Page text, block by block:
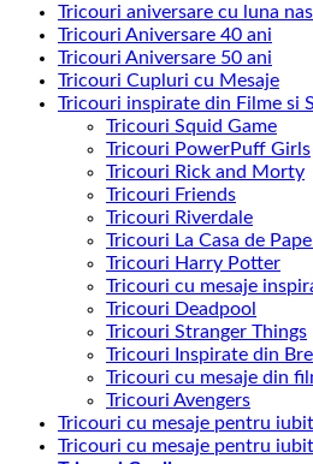
Tricouri aniversare cu luna
Tricouri Aniversare 40 ani
Tricouri Aniversare 50 ani
Tricouri Cupluri cu Mesaje
Tricouri inspirate din Filme si
Tricouri Squid Game
Tricouri PowerPuff Girls
Tricouri Rick and Morty
Tricouri Friends
Tricouri Riverdale
Tricouri La Casa de Papel
Tricouri Harry Potter
Tricouri cu mesaje
Tricouri Deadpool
Tricouri Stranger Things
Tricouri Inspirate din
Tricouri cu mesaje din
Tricouri Avengers
Tricouri cu mesaje pentru iubit
Tricouri cu mesaje pentru